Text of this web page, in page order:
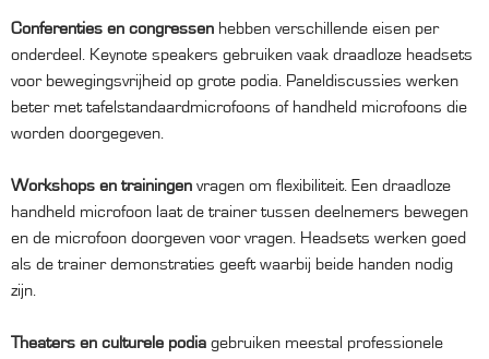
Conferenties en congressen hebben verschillende eisen per
onderdeel. Keynote speakers gebruiken vaak draadloze headsets
voor bewegingsvrijheid op grote podia. Paneldiscussies werken
beter met tafelstandaardmicrofoons of handheld microfoons die
worden doorgegeven.
Workshops en trainingen vragen om flexibiliteit. Een draadloze
handheld microfoon laat de trainer tussen deelnemers bewegen
en de microfoon doorgeven voor vragen. Headsets werken goed
als de trainer demonstraties geeft waarbij beide handen nodig
zijn.
Theaters en culturele podia gebruiken meestal professionele